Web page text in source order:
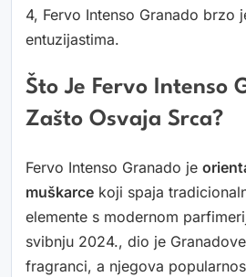
4, Fervo Intenso Granado brzo
entuzijastima.
Što Je Fervo Intenso
Zašto Osvaja Srca?
Fervo Intenso Granado je
muškarce koji spaja
elemente s modernom
svibnju 2024., dio je
fragranci, a njegova